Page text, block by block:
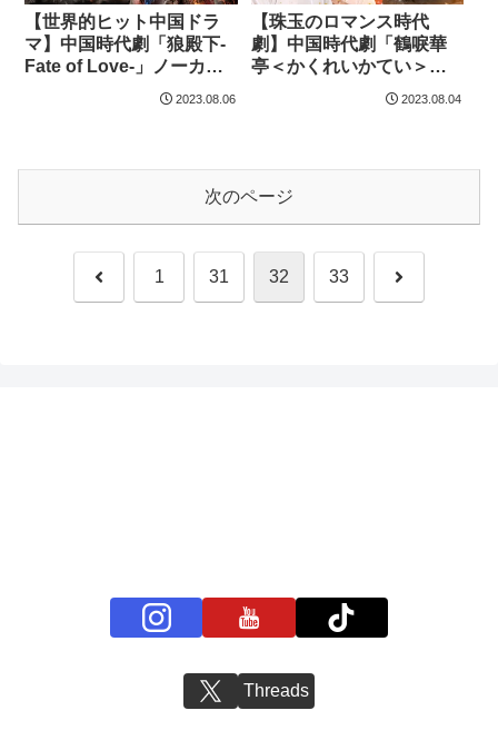
【世界的ヒット中国ドラ
マ】中国時代劇「狼殿下‐
Fate of Love‐」ノーカッ
ト版・全54話を好評配信
2023.08.06
【珠玉のロマンス時代
劇】中国時代劇「鶴唳華
亭＜かくれいかてい＞
~Legend of Love~」ノー
カット版・全60話を好評
2023.08.04
次のページ
前 1 31 32 33 次
Threads